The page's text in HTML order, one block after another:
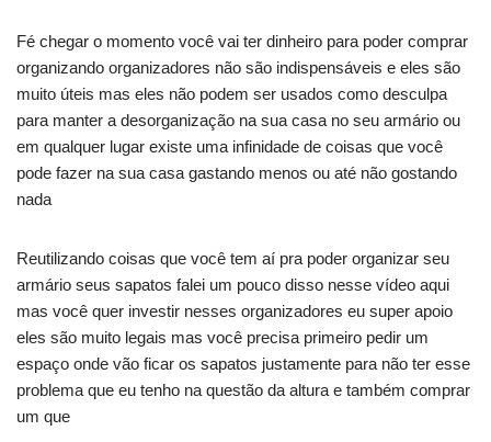
Fé chegar o momento você vai ter dinheiro para poder comprar
organizando organizadores não são indispensáveis e eles são
muito úteis mas eles não podem ser usados como desculpa
para manter a desorganização na sua casa no seu armário ou
em qualquer lugar existe uma infinidade de coisas que você
pode fazer na sua casa gastando menos ou até não gostando
nada
Reutilizando coisas que você tem aí pra poder organizar seu
armário seus sapatos falei um pouco disso nesse vídeo aqui
mas você quer investir nesses organizadores eu super apoio
eles são muito legais mas você precisa primeiro pedir um
espaço onde vão ficar os sapatos justamente para não ter esse
problema que eu tenho na questão da altura e também comprar
um que